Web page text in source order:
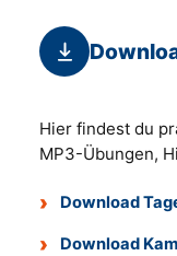
Hier findest du
MP3-Übungen,
Download
Download